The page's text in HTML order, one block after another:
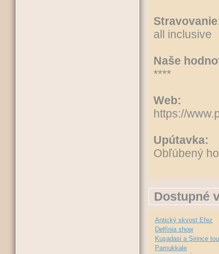
all inclusive
Naše
****
Web:
https://
Upútavka:
Obľúbený
Dostupné
Antický skvost Efez
Delfínia show
Kuşadasi a Şirince
Pamukkale